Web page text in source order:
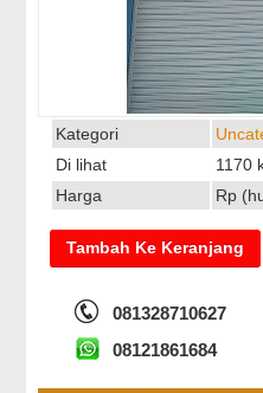
Kategori
Di lihat
1170
Harga
Rp
081328710627
08121861684